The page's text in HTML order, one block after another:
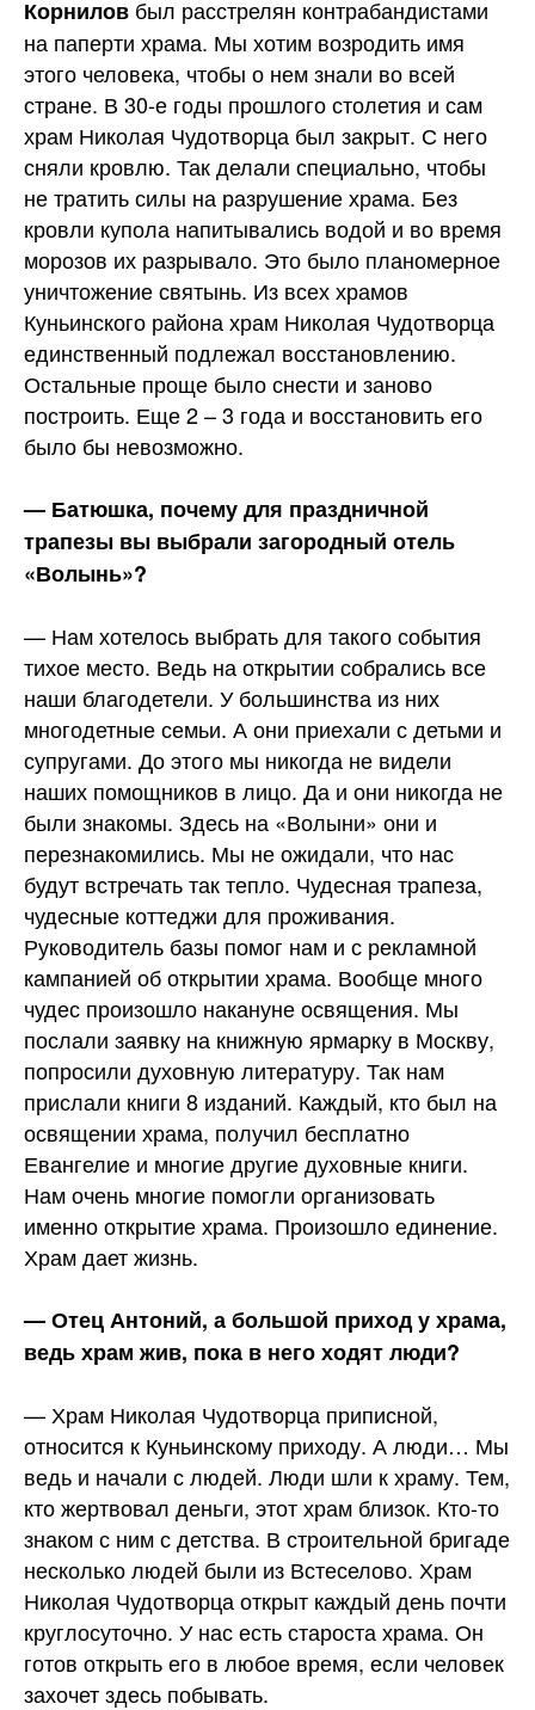
Корнилов был расстрелян контрабандистами
на паперти храма. Мы хотим возродить имя
этого человека, чтобы о нем знали во всей
стране. В 30-е годы прошлого столетия и сам
храм Николая Чудотворца был закрыт. С него
сняли кровлю. Так делали специально, чтобы
не тратить силы на разрушение храма. Без
кровли купола напитывались водой и во время
морозов их разрывало. Это было планомерное
уничтожение святынь. Из всех храмов
Куньинского района храм Николая Чудотворца
единственный подлежал восстановлению.
Остальные проще было снести и заново
построить. Еще 2 – 3 года и восстановить его
было бы невозможно.
— Батюшка, почему для праздничной
трапезы вы выбрали загородный отель
«Волынь»?
— Нам хотелось выбрать для такого события
тихое место. Ведь на открытии собрались все
наши благодетели. У большинства из них
многодетные семьи. А они приехали с детьми и
супругами. До этого мы никогда не видели
наших помощников в лицо. Да и они никогда не
были знакомы. Здесь на «Волыни» они и
перезнакомились. Мы не ожидали, что нас
будут встречать так тепло. Чудесная трапеза,
чудесные коттеджи для проживания.
Руководитель базы помог нам и с рекламной
кампанией об открытии храма. Вообще много
чудес произошло накануне освящения. Мы
послали заявку на книжную ярмарку в Москву,
попросили духовную литературу. Так нам
прислали книги 8 изданий. Каждый, кто был на
освящении храма, получил бесплатно
Евангелие и многие другие духовные книги.
Нам очень многие помогли организовать
именно открытие храма. Произошло единение.
Храм дает жизнь.
— Отец Антоний, а большой приход у храма,
ведь храм жив, пока в него ходят люди?
— Храм Николая Чудотворца приписной,
относится к Куньинскому приходу. А люди… Мы
ведь и начали с людей. Люди шли к храму. Тем,
кто жертвовал деньги, этот храм близок. Кто-то
знаком с ним с детства. В строительной бригаде
несколько людей были из Встеселово. Храм
Николая Чудотворца открыт каждый день почти
круглосуточно. У нас есть староста храма. Он
готов открыть его в любое время, если человек
захочет здесь побывать.